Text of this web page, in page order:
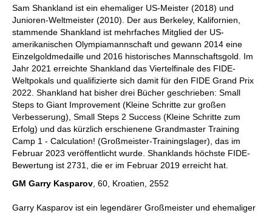
Sam Shankland ist ein ehemaliger US-Meister (2018) und
Junioren-Weltmeister (2010). Der aus Berkeley, Kalifornien,
stammende Shankland ist mehrfaches Mitglied der US-
amerikanischen Olympiamannschaft und gewann 2014 eine
Einzelgoldmedaille und 2016 historisches Mannschaftsgold. Im
Jahr 2021 erreichte Shankland das Viertelfinale des FIDE-
Weltpokals und qualifizierte sich damit für den FIDE Grand Prix
2022. Shankland hat bisher drei Bücher geschrieben: Small
Steps to Giant Improvement (Kleine Schritte zur großen
Verbesserung), Small Steps 2 Success (Kleine Schritte zum
Erfolg) und das kürzlich erschienene Grandmaster Training
Camp 1 - Calculation! (Großmeister-Trainingslager), das im
Februar 2023 veröffentlicht wurde. Shanklands höchste FIDE-
Bewertung ist 2731, die er im Februar 2019 erreicht hat.
GM Garry Kasparov , 60, Kroatien, 2552
Garry Kasparov ist ein legendärer Großmeister und ehemaliger